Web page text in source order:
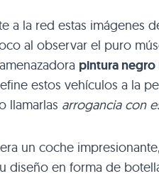
a la red estas imágenes
al observar el puro
pintura negro
estos vehículos a la
llamarlas arrogancia con
un coche
diseño en forma de